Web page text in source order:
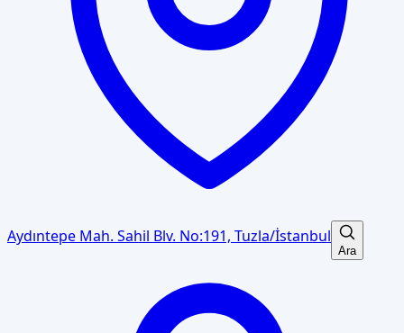
Aydıntepe Mah. Sahil Blv. No:191, Tuzla/İstanbul
Ara